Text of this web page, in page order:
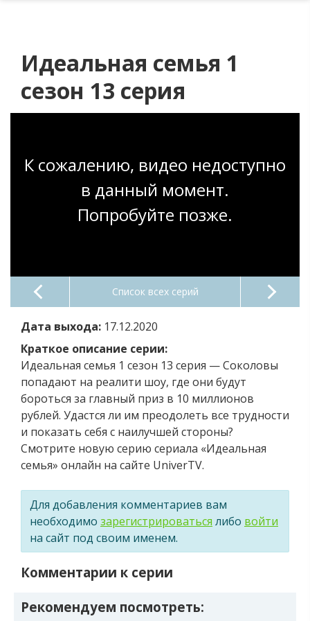
Идеальная семья 1
сезон 13 серия
К сожалению, видео недоступно
в данный момент.
Попробуйте позже.
Список всех серий
Дата выхода: 17.12.2020
Краткое описание серии:
Идеальная семья 1 сезон 13 серия — Соколовы
попадают на реалити шоу, где они будут
бороться за главный приз в 10 миллионов
рублей. Удастся ли им преодолеть все трудности
и показать себя с наилучшей стороны?
Смотрите новую серию сериала «Идеальная
семья» онлайн на сайте UniverTV.
Для добавления комментариев вам
необходимо зарегистрироваться либо войти
на сайт под своим именем.
Комментарии к серии
Рекомендуем посмотреть: